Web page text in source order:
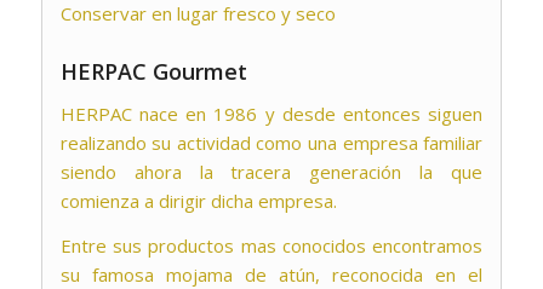
Conservar en lugar fresco y seco
HERPAC Gourmet
HERPAC nace en 1986 y desde entonces siguen
realizando su actividad como una empresa familiar
siendo ahora la tracera generación la que
comienza a dirigir dicha empresa.
Entre sus productos mas conocidos encontramos
su famosa mojama de atún, reconocida en el